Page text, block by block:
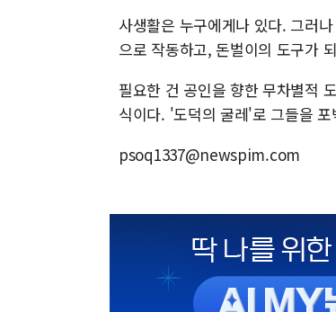
사생활은 누구에게나 있다. 그러
으로 작동하고, 돈벌이의 도구가
필요한 건 공인을 향한 무차별적
식이다. '도덕의 굴레'로 그들을
psoq1337@newspim.com